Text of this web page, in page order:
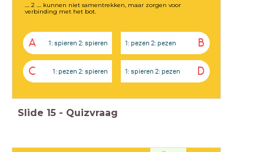
.... 2 .... kunnen niet samentrekken, maar zorgen voor
verbinding met het bot.
A 1: spieren 2: spieren B
1: pezen 2: pezen
C 1: pezen 2: spieren D
1: spieren 2: pezen
Slide 15 - Quizvraag